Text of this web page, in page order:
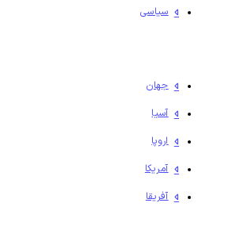
سیاسی
جهان
آسیا
اروپا
آمریکا
آفریقا